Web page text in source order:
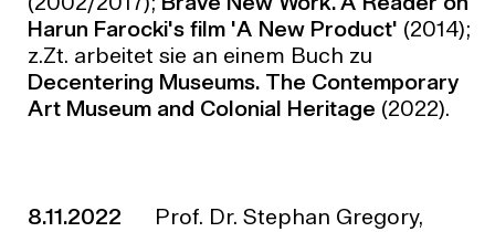
(2002/2017); Brave New Work. A Reader on
Harun Farocki's film 'A New Product' (2014);
z.Zt. arbeitet sie an einem Buch zu
Decentering Museums. The Contemporary
Art Museum and Colonial Heritage (2022).
8.11.2022
Prof. Dr. Stephan Gregory,